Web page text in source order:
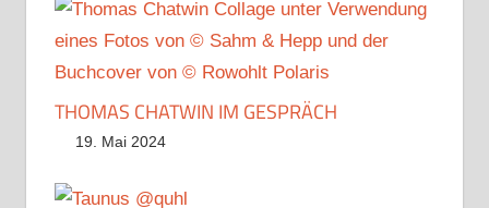
THOMAS CHATWIN IM GESPRÄCH
19. Mai 2024